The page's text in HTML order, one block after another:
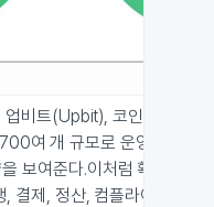
업비트(Upbit), 코인원
여 개 규모로 운영되고
보여준다.이처럼 확보된 온
결제, 정산, 컴플라이언스